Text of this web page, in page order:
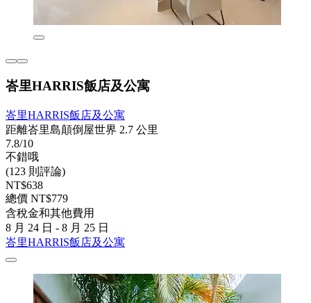
峇里HARRIS飯店及公寓
峇里HARRIS飯店及公寓
距離峇里島顛倒屋世界 2.7 公里
7.8/10
不錯哦
(123 則評論)
NT$638
總價 NT$779
含稅金和其他費用
8 月 24 日 - 8 月 25 日
峇里HARRIS飯店及公寓